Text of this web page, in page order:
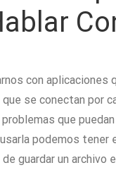
con aplicaciones
se conectan por
que
podemos tener
guardar un